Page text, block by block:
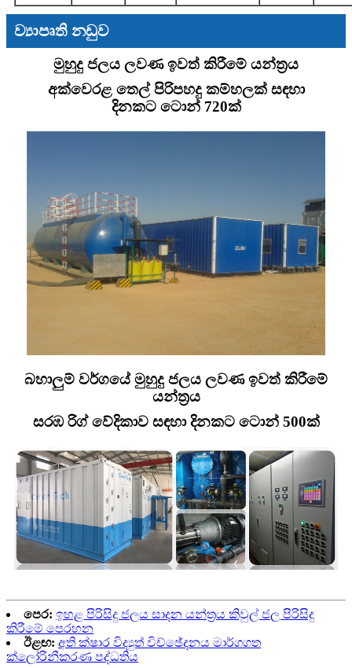
ව්‍යාපෘති නඩුව
මුහුදු ජලය ලවණ ඉවත් කිරීමේ යන්ත්‍රය
අක්වෙරළ තෙල් පිරිපහදු කම්හලක් සඳහා
දිනකට ටොන් 720ක්
බහාලුම් වර්ගයේ මුහුදු ජලය ලවණ ඉවත් කිරීමේ
යන්ත්‍රය
සරඹ රිග් වේදිකාව සඳහා දිනකට ටොන් 500ක්
පෙර: ඉහළ පිරිසිදු ජලය සාදන යන්ත්‍රය කිවුල් ජල පිරිසිදු
කිරීමේ පෙරහන
ඊළඟ: අති ක්ෂාර විද්‍යුත් විච්ඡේදනය මාර්ගගත
ක්ලෝරිනීකරණ පද්ධතිය